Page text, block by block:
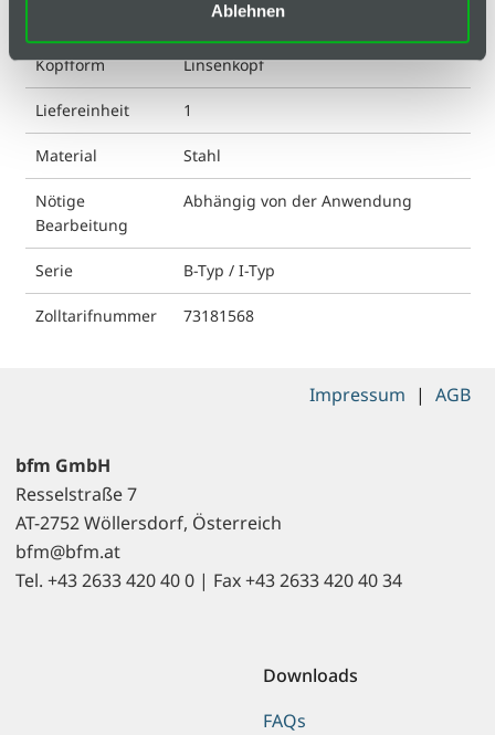
Ablehnen
7380
Kopfform Linsenkopf
Liefereinheit 1
Material Stahl
Nötige
Bearbeitung
Abhängig von der Anwendung
Serie B-Typ / I-Typ
Zolltarifnummer 73181568
bfm GmbH
Resselstraße 7
AT-2752 Wöllersdorf, Österreich
bfm@bfm.at
Tel. +43 2633 420 40 0 | Fax +43 2633 420 40 34
Downloads
FAQs
Impressum | AGB